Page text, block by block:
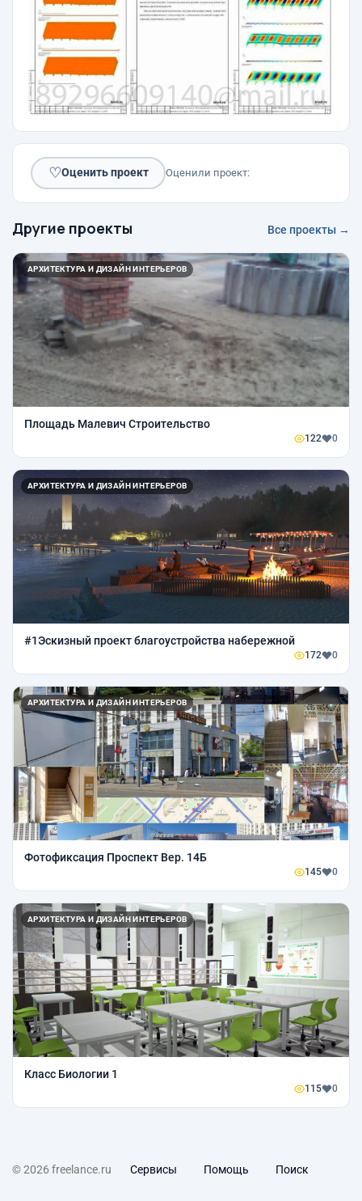
♡Оценить проект Оценили проект:
Другие проекты Все проекты →
АРХИТЕКТУРА И ДИЗАЙН ИНТЕРЬЕРОВ
Площадь Малевич Строительство
122 0
АРХИТЕКТУРА И ДИЗАЙН ИНТЕРЬЕРОВ
#1Эскизный проект благоустройства набережной
172 0
АРХИТЕКТУРА И ДИЗАЙН ИНТЕРЬЕРОВ
Фотофиксация Проспект Вер. 14Б
145 0
АРХИТЕКТУРА И ДИЗАЙН ИНТЕРЬЕРОВ
Класс Биологии 1
115 0
© 2026 freelance.ru Сервисы Помощь Поиск